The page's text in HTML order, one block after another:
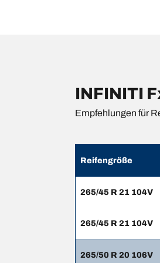
INFINITI
Empfehlungen für
Reifengröße
265/45 R 21 104V
265/45 R 21 104V
265/50 R 20 106V